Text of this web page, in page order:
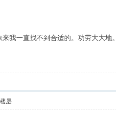
我一直找不到合适的。功劳大大地。
层